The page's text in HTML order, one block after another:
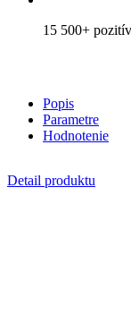
15 500+
Popis
Parametre
Hodnotenie
Detail produktu